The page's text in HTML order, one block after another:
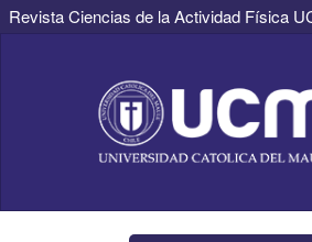
Revista Ciencias de la Actividad Física
Contenido
principal